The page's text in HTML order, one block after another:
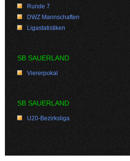
Runde 7
DWZ Mannschaften
Ligastatistiken
SB SAUERLAND
Viererpokal
SB SAUERLAND
U20-Bezirksliga